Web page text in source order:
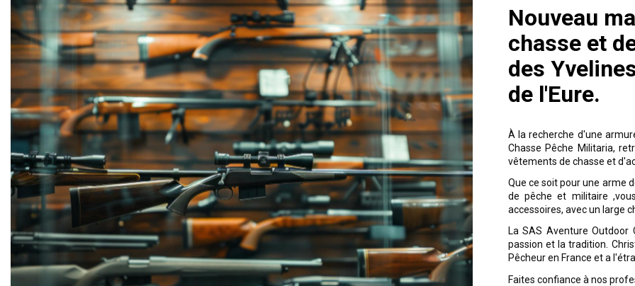
Nouveau
chasse et
des
de l'Eure.
À la recherche d'une
Chasse Pêche Militaria,
vêtements de chasse et
Que ce soit pour une arme
de pêche et militaire
accessoires, avec un large
La SAS Aventure
passion et la tradition.
Pêcheur en France et a
Faites confiance à nos